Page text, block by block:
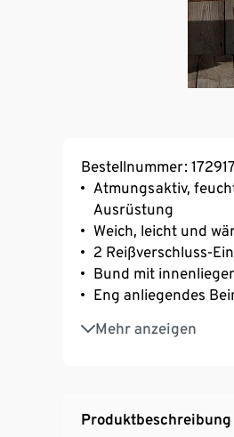
Bestellnummer: 172917
Atmungsaktiv,
Ausrüstung
Weich, leicht und
2 Reißverschluss-
Bund mit
Eng anliegendes
Mehr anzeigen
Softes, elastisches
Produktbeschreibung